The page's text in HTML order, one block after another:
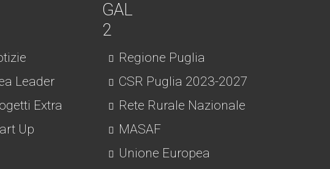
Leader
Extra
Up
Regione Puglia
CSR Puglia 2023-2027
Rete Rurale Nazionale
MASAF
Unione Europea